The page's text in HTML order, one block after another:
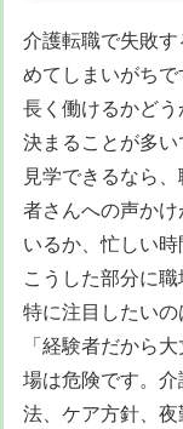
介護転職で失敗
めてしまいがちで
長く働けるかど
決まることが多い
見学できるなら
者さんへの声か
いるか、忙しい時
こうした部分に職
特に注目したいの
「経験者だから
場は危険です。
法、ケア方針、夜